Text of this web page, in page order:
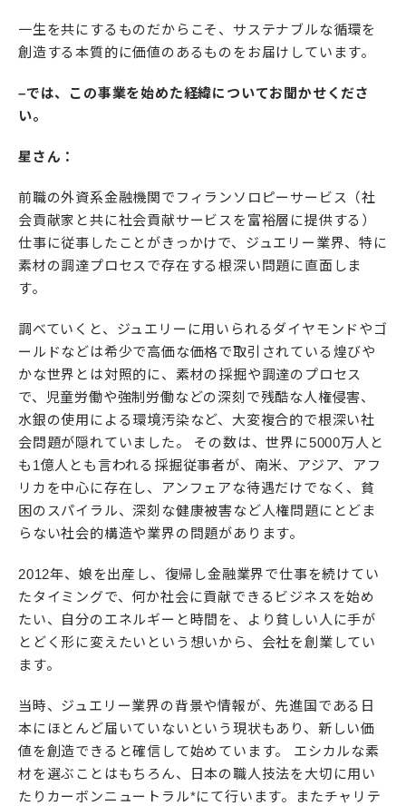
一生を共にするものだからこそ、サステナブルな循環を
創造する本質的に価値のあるものをお届けしています。
–では、この事業を始めた経緯についてお聞かせくださ
い。
星さん：
前職の外資系金融機関でフィランソロピーサービス（社
会貢献家と共に社会貢献サービスを富裕層に提供する）
仕事に従事したことがきっかけで、ジュエリー業界、特に
素材の調達プロセスで存在する根深い問題に直面しま
す。
調べていくと、ジュエリーに用いられるダイヤモンドやゴ
ールドなどは希少で高価な価格で取引されている煌びや
かな世界とは対照的に、素材の採掘や調達のプロセス
で、児童労働や強制労働などの深刻で残酷な人権侵害、
水銀の使用による環境汚染など、大変複合的で根深い社
会問題が隠れていました。 その数は、世界に5000万人と
も1億人とも言われる採掘従事者が、南米、アジア、アフ
リカを中心に存在し、アンフェアな待遇だけでなく、貧
困のスパイラル、深刻な健康被害など人権問題にとどま
らない社会的構造や業界の問題があります。
2012年、娘を出産し、復帰し金融業界で仕事を続けてい
たタイミングで、何か社会に貢献できるビジネスを始め
たい、自分のエネルギーと時間を、より貧しい人に手が
とどく形に変えたいという想いから、会社を創業してい
ます。
当時、ジュエリー業界の背景や情報が、先進国である日
本にほとんど届いていないという現状もあり、新しい価
値を創造できると確信して始めています。 エシカルな素
材を選ぶことはもちろん、日本の職人技法を大切に用い
たりカーボンニュートラル*にて行います。またチャリテ